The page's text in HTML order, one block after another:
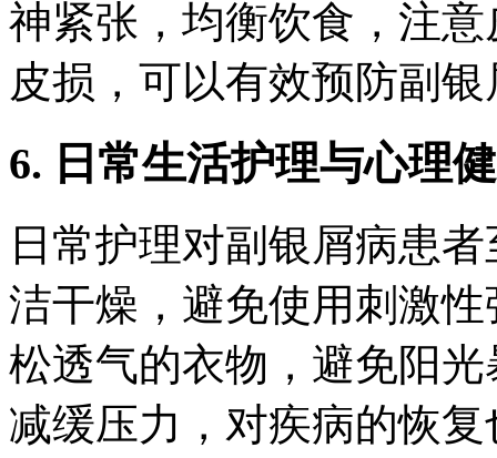
神紧张，均衡饮食，注
皮损，可以有效预防副
6. 日常生活护理与心理
日常护理对副银屑病患
洁干燥，避免使用刺激
松透气的衣物，避免阳
减缓压力，对疾病的恢